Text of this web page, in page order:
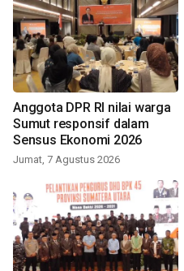
Anggota DPR RI nilai warga
Sumut responsif dalam
Sensus Ekonomi 2026
Jumat, 7 Agustus 2026